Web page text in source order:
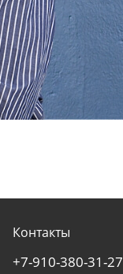
Контакты
+7-910-380-31-27